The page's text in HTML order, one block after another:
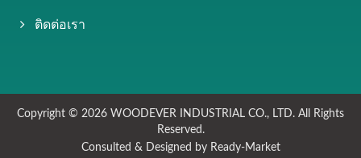
ติดต่อเรา
Copyright © 2026 WOODEVER INDUSTRIAL CO., LTD. All Rights
Reserved.
Consulted & Designed by Ready-Market